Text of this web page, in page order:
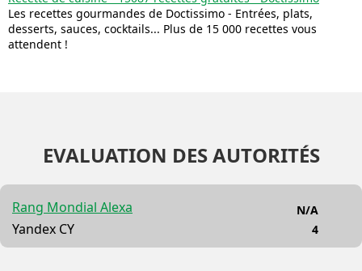
Les recettes gourmandes de Doctissimo - Entrées, plats,
desserts, sauces, cocktails... Plus de 15 000 recettes vous
attendent !
EVALUATION DES AUTORITÉS
Rang Mondial Alexa
Yandex CY
N/A
4